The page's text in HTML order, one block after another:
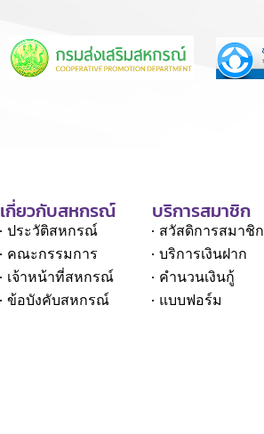
เกี่ยวกับสหกรณ์
ประวัติสหกรณ์
คณะกรรมการ
เจ้าหน้าที่สหกรณ์
ข้อบังคับสหกรณ์
บริการสมาชิก
สวัสดิการสมาชิก
บริการเงินฝาก
คำนวนเงินกู้
แบบฟอร์ม